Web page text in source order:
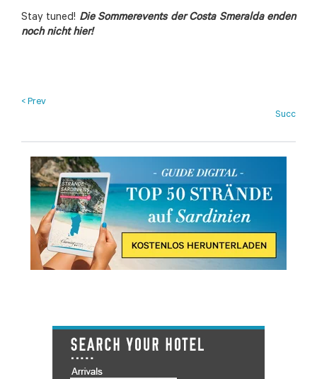
Stay tuned! Die Sommerevents der Costa Smeralda enden
noch nicht hier!
< Prev
Succ